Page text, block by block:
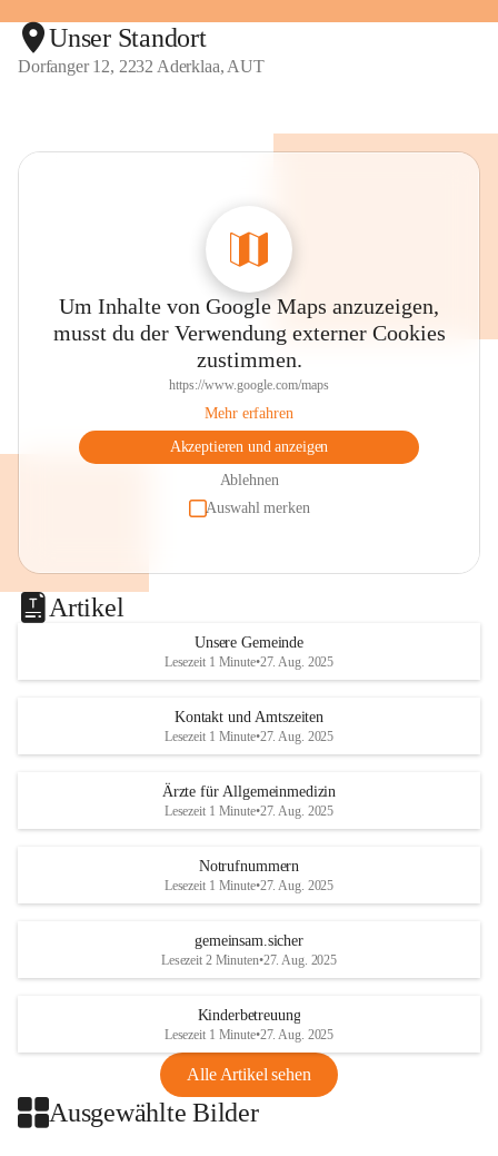
Glück Auf!
OMV Austria Exploration & Production
Anrainerservice
Sehr geehrte Damen und Herren!
Die OMV wird im Zuge von
Wartungsarbeiten
am Montag, 10. August 2026 auf der
Flammenerscheinungen kommen.
Mitarbeiter der OMV sind vor Ort und
haben alle Sicherheitsvorkehrungen
Danke für Ihr Verständnis.
Alarmdienst
OMV AustriaExploration & Production
omv.alarmdienst@kontraktor.at
http://www.omv.com
Unser Standort
Dorfanger 12, 2232 Aderklaa, AUT
Um Inhalte von Google Maps anzuzeigen,
musst du der Verwendung externer Cookies
zustimmen.
https://www.google.com/maps
Mehr erfahren
Akzeptieren und anzeigen
Ablehnen
Auswahl merken
Artikel
Unsere Gemeinde
Lesezeit 1 Minute•27. Aug. 2025
Kontakt und Amtszeiten
Lesezeit 1 Minute•27. Aug. 2025
Ärzte für Allgemeinmedizin
Lesezeit 1 Minute•27. Aug. 2025
Notrufnummern
Lesezeit 1 Minute•27. Aug. 2025
gemeinsam.sicher
Lesezeit 2 Minuten•27. Aug. 2025
Kinderbetreuung
Lesezeit 1 Minute•27. Aug. 2025
Alle Artikel sehen
Ausgewählte Bilder